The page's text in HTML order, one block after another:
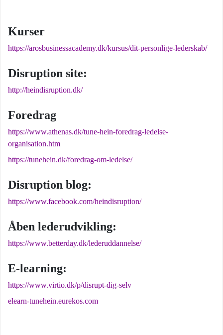
Kurser
https://arosbusinessacademy.dk/kursus/dit-personlige-lederskab/
Disruption site:
http://heindisruption.dk/
Foredrag
https://www.athenas.dk/tune-hein-foredrag-ledelse-
organisation.htm
https://tunehein.dk/foredrag-om-ledelse/
Disruption blog:
https://www.facebook.com/heindisruption/
Åben lederudvikling:
https://www.betterday.dk/lederuddannelse/
E-learning:
https://www.virtio.dk/p/disrupt-dig-selv
elearn-tunehein.eurekos.com